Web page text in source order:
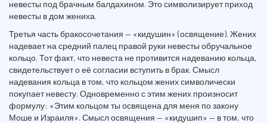
невесты под брачным балдахином. Это символизирует приход
невесты в дом жениха.
Третья часть бракосочетания — «кидушин» (освящение). Жених
надевает на средний палец правой руки невесты обручальное
кольцо. Тот факт, что невеста не противится надеванию кольца,
свидетельствует о её согласии вступить в брак. Смысл
надевания кольца в том, что кольцом жених символически
покупает невесту. Одновременно с этим жених произносит
формулу: «Этим кольцом ты освящена для меня по закону
Моше и Израиля». Смысл освящения — «кидушип» — в том, что